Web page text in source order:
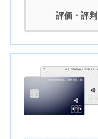
評価・評判